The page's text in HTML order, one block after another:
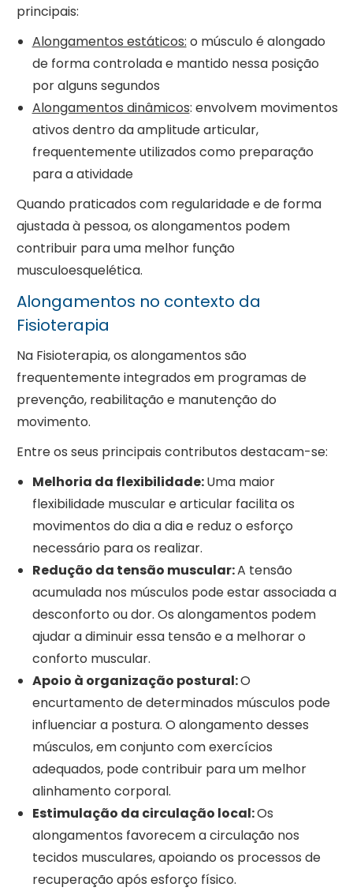
principais:
Alongamentos estáticos: o músculo é alongado
de forma controlada e mantido nessa posição
por alguns segundos
Alongamentos dinâmicos: envolvem movimentos
ativos dentro da amplitude articular,
frequentemente utilizados como preparação
para a atividade
Quando praticados com regularidade e de forma
ajustada à pessoa, os alongamentos podem
contribuir para uma melhor função
musculoesquelética.
Alongamentos no contexto da
Fisioterapia
Na Fisioterapia, os alongamentos são
frequentemente integrados em programas de
prevenção, reabilitação e manutenção do
movimento.
Entre os seus principais contributos destacam-se:
Melhoria da flexibilidade:Uma maior
flexibilidade muscular e articular facilita os
movimentos do dia a dia e reduz o esforço
necessário para os realizar.
Redução da tensão muscular:A tensão
acumulada nos músculos pode estar associada a
desconforto ou dor. Os alongamentos podem
ajudar a diminuir essa tensão e a melhorar o
conforto muscular.
Apoio à organização postural:O
encurtamento de determinados músculos pode
influenciar a postura. O alongamento desses
músculos, em conjunto com exercícios
adequados, pode contribuir para um melhor
alinhamento corporal.
Estimulação da circulação local:Os
alongamentos favorecem a circulação nos
tecidos musculares, apoiando os processos de
recuperação após esforço físico.